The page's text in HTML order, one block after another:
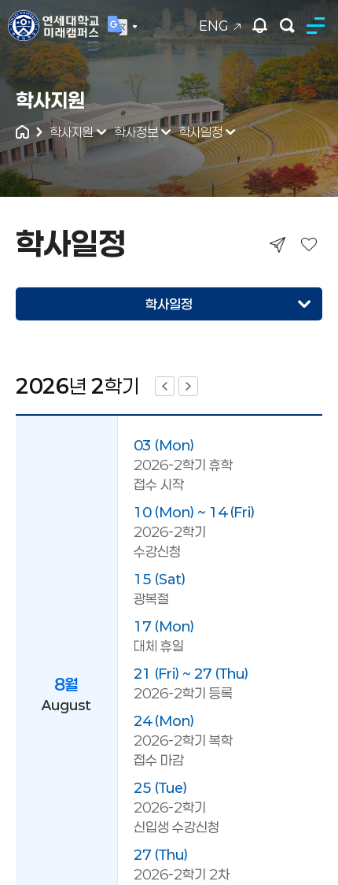
ENG
연세대학교
통합검색
학사지원
학사지원 학사정보 학사일정
학사일정
학사일정
2026년 2학기
8월
August
03 (Mon)
2026-2학기 휴학
접수 시작
10 (Mon) ~ 14 (Fri)
2026-2학기
수강신청
15 (Sat)
광복절
17 (Mon)
대체 휴일
21 (Fri) ~ 27 (Thu)
2026-2학기 등록
24 (Mon)
2026-2학기 복학
접수 마감
25 (Tue)
2026-2학기
신입생 수강신청
27 (Thu)
2026-2학기 2차